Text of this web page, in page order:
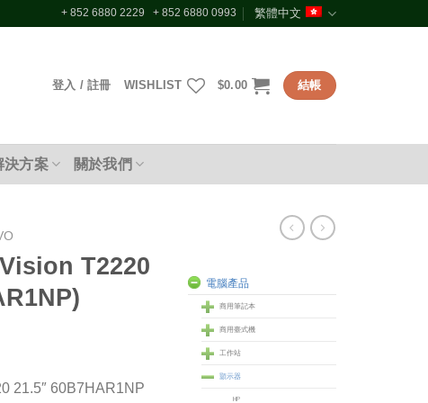
+ 852 6880 2229 + 852 6880 0993 繁體中文
登入 / 註冊 WISHLIST $0.00 結帳
決方案 關於我們
T2220
21.5″ 60B7HAR1NP
電腦產品
商用筆記本
商用臺式機
工作站
顥示器
HP